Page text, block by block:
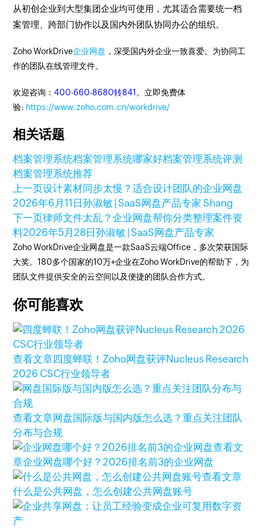
从初创企业到大型集团企业均可使用，尤其适合需要统一档
案管理、跨部门协作以及国内外团队协同办公的组织。
Zoho WorkDrive企业网盘 ，深受国内外企业一致喜爱。为协同工
作的团队在线管理文件。
欢迎咨询：400-660-8680转841 。立即免费体
验: https://www.zoho.com.cn/workdrive/
相关话题
档案管理系统档案管理系统哪家好档案管理系统评测
档案管理系统推荐
上一页设计素材同步太慢？适合设计团队的企业网盘
2026年6月11日孙淑敏 | SaaS网盘产品专家 Shang
下一页律师文件太乱？企业网盘帮你分类整理案件资
料2026年5月28日孙淑敏 | SaaS网盘产品专家
Zoho WorkDrive企业网盘是一款SaaS云端Office，多次荣获国际
大奖。180多个国家的10万+企业在Zoho WorkDrive的帮助下，为
团队文件提供安全的云空间以及便捷的团队合作方式。
你可能喜欢
查看文章四度蝉联！Zoho网盘获评Nucleus Research
2026 CSC行业领导者
查看文章网盘国际版与国内版怎么选？重点关注团队
分布与合规
查看文
章企业网盘哪个好？2026排名前3的企业网盘
查看文章
什么是公共网盘，怎么创建公共网盘账号